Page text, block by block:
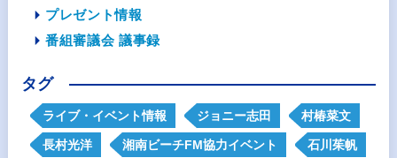
プレゼント情報
番組審議会 議事録
タグ
ライブ・イベント情報 ジョニー志田 村椿菜文
長村光洋 湘南ビーチFM協力イベント 石川茱帆